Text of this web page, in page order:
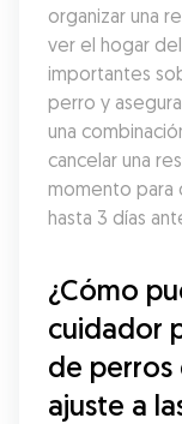
organizar una
ver el hogar
importantes
perro y
una
cancelar una
momento para
hasta 3 días
¿Cómo
cuidador
de perros
ajuste a